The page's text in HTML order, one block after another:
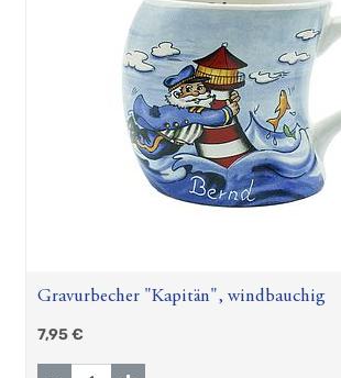
Gravurbecher "Kapitän", windbauchig
7,95€